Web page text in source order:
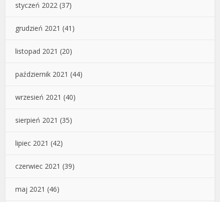
styczeń 2022 (37)
grudzień 2021 (41)
listopad 2021 (20)
październik 2021 (44)
wrzesień 2021 (40)
sierpień 2021 (35)
lipiec 2021 (42)
czerwiec 2021 (39)
maj 2021 (46)